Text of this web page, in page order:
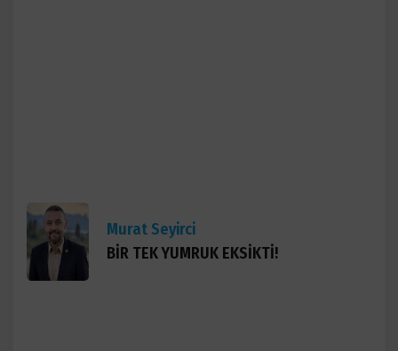
Murat Seyirci
BİR TEK YUMRUK EKSİKTİ!